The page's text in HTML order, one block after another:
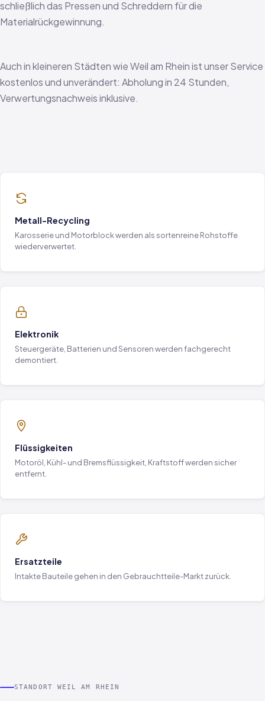
schließlich das Pressen und Schreddern für die
Materialrückgewinnung.
Auch in kleineren Städten wie Weil am Rhein ist unser Service
kostenlos und unverändert: Abholung in 24 Stunden,
Verwertungsnachweis inklusive.
Metall-Recycling
Karosserie und Motorblock werden als sortenreine Rohstoffe
wiederverwertet.
Elektronik
Steuergeräte, Batterien und Sensoren werden fachgerecht
demontiert.
Flüssigkeiten
Motoröl, Kühl- und Bremsflüssigkeit, Kraftstoff werden sicher
entfernt.
Ersatzteile
Intakte Bauteile gehen in den Gebrauchtteile-Markt zurück.
STANDORT WEIL AM RHEIN